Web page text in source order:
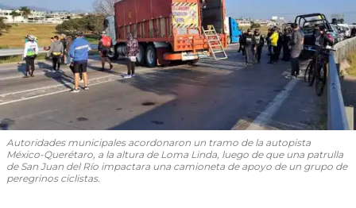
Autoridades municipales acordonaron un tramo de la autopista
México-Querétaro, a la altura de Loma Linda, luego de que una patrulla
de San Juan del Río impactara una camioneta de apoyo de un grupo de
peregrinos ciclistas.